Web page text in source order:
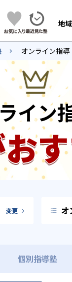
地
オンライン指導
イン
変更 オ
個別指導塾